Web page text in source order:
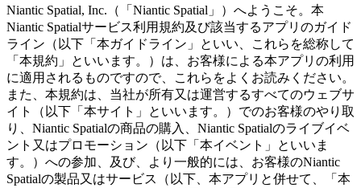
Niantic Spatial, Inc.（「Niantic Spatial」）へようこそ。本
Niantic Spatialサービス利用規約及び該当するアプリのガイド
ライン（以下「本ガイドライン」といい、これらを総称して
「本規約」といいます。）は、お客様による本アプリの利用
に適用されるものですので、これらをよくお読みください。
また、本規約は、当社が所有又は運営するすべてのウェブサ
イト（以下「本サイト」といいます。）でのお客様のやり取
り、Niantic Spatialの商品の購入、Niantic Spatialのライブイベ
ント又はプロモーション（以下「本イベント」といいま
す。）への参加、及び、より一般的には、お客様のNiantic
Spatialの製品又はサービス（以下、本アプリと併せて、「本